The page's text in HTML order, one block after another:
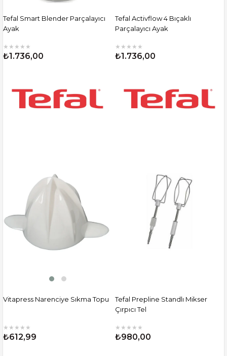
Tefal Smart Blender Parçalayıcı
Ayak
★ ★ ★ ★ ★
₺1.736,00
Tefal Activflow 4 Bıçaklı
Parçalayıcı Ayak
★ ★ ★ ★ ★
₺1.736,00
Vitapress Narenciye Sıkma Topu
★ ★ ★ ★ ★
₺612,99
Tefal Prepline Standlı Mikser
Çırpıcı Tel
★ ★ ★ ★ ★
₺980,00